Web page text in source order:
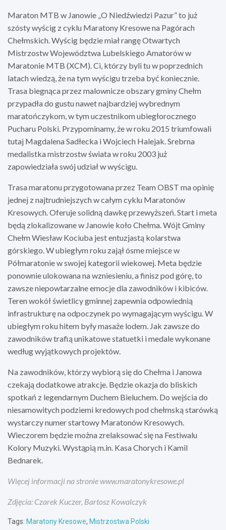
Maraton MTB w Janowie „O Niedźwiedzi Pazur” to już
szósty wyścig z cyklu Maratony Kresowe na Pagórach
Chełmskich. Wyścig będzie miał rangę Otwartych
Mistrzostw Województwa Lubelskiego Amatorów w
Maratonie MTB (XCM). Ci, którzy byli tu w poprzednich
latach wiedzą, że na tym wyścigu trzeba być koniecznie.
Trasa biegnąca przez malownicze obszary gminy Chełm
przypadła do gustu nawet najbardziej wybrednym
maratończykom, w tym uczestnikom ubiegłorocznego
Pucharu Polski. Przypominamy, że w roku 2015 triumfowali
tutaj Magdalena Sadłecka i Wojciech Halejak. Srebrna
medalistka mistrzostw świata w roku 2003 już
zapowiedziała swój udział w wyścigu.
Trasa maratonu przygotowana przez Team OBST ma opinię
jednej z najtrudniejszych w całym cyklu Maratonów
Kresowych. Oferuje solidną dawkę przewyższeń. Start i meta
będą zlokalizowane w Janowie koło Chełma. Wójt Gminy
Chełm Wiesław Kociuba jest entuzjastą kolarstwa
górskiego. W ubiegłym roku zajął ósme miejsce w
Półmaratonie w swojej kategorii wiekowej. Meta będzie
ponownie ulokowana na wzniesieniu, a finisz pod górę, to
zawsze niepowtarzalne emocje dla zawodników i kibiców.
Teren wokół świetlicy gminnej zapewnia odpowiednią
infrastrukturę na odpoczynek po wymagającym wyścigu. W
ubiegłym roku hitem były masaże lodem. Jak zawsze do
zawodników trafią unikatowe statuetki i medale wykonane
według wyjątkowych projektów.
Na zawodników, którzy wybiorą się do Chełma i Janowa
czekają dodatkowe atrakcje. Będzie okazja do bliskich
spotkań z legendarnym Duchem Bieluchem. Do wejścia do
niesamowitych podziemi kredowych pod chełmską starówką
wystarczy numer startowy Maratonów Kresowych.
Wieczorem będzie można zrelaksować się na Festiwalu
Kolory Muzyki. Wystąpią m.in. Kasa Chorych i Kamil
Bednarek.
Więcej informacji na stronie www.maratonykresowe.pl
Zdjęcia: Czarek Kuczer, Bartosz Kowalczyk
Tags: Maratony Kresowe, Mistrzostwa Polski